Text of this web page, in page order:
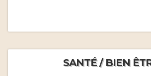
SANTÉ / BIEN